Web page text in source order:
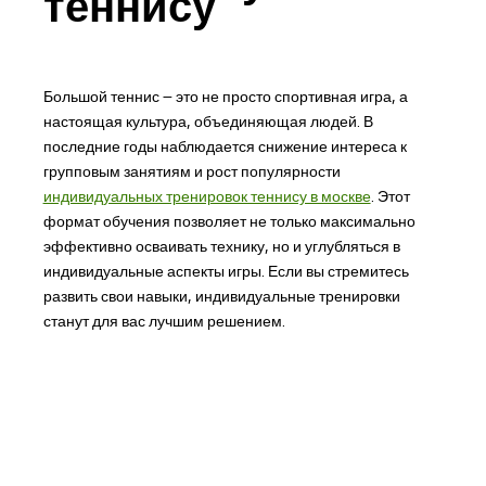
Большой теннис – это не просто спортивная игра, а
настоящая культура, объединяющая людей. В
последние годы наблюдается снижение интереса к
групповым занятиям и рост популярности
индивидуальных тренировок теннису в москве. Этот
формат обучения позволяет не только максимально
эффективно осваивать технику, но и углубляться в
индивидуальные аспекты игры. Если вы стремитесь
развить свои навыки, индивидуальные тренировки
станут для вас лучшим решением.